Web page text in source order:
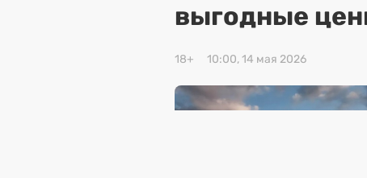
выгодные
18+ 10:00, 14 мая 2026